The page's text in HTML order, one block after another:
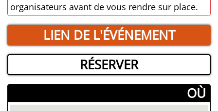
organisateurs avant de vous rendre sur place.
LIEN DE L'ÉVÉNEMENT
RÉSERVER
­OÙ